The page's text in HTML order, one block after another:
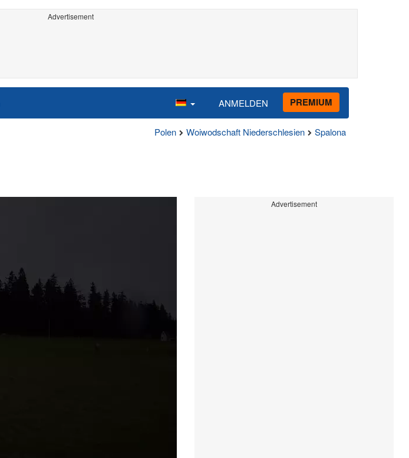
Advertisement
ANMELDEN PREMIUM
Polen Woiwodschaft Niederschlesien Spalona
Advertisement